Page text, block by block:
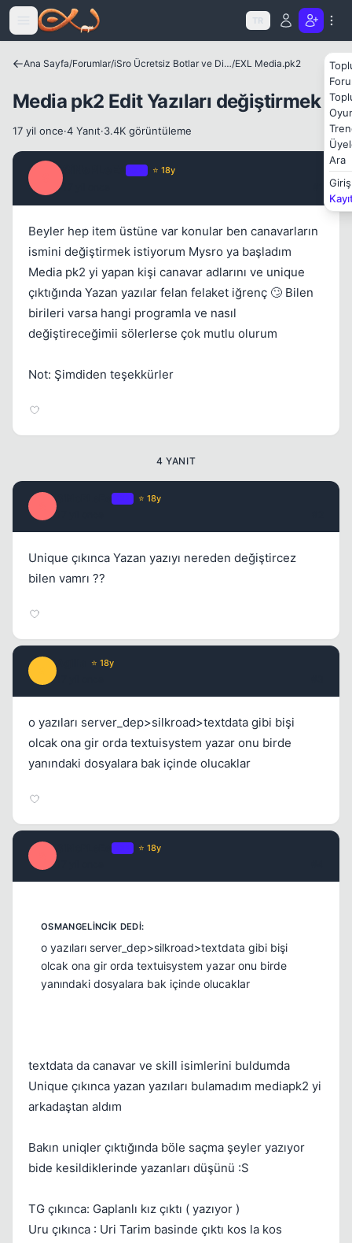
Icerige atla
TR
Ara
Giriş
Ana Sayfa/Forumlar/ iSro Ücretsiz Botlar ve Diğer Programlar/EXL Media.pk2
Media pk2 Edit Yazıları değiştirmek
17 yil once·4 Yanıt·3.4K görüntüleme
⭐ 18y
Beyler hep item üstüne var konular ben canavarların
ismini değiştirmek istiyorum Mysro ya başladım
Media pk2 yi yapan kişi canavar adlarını ve unique
çıktığında Yazan yazılar felan felaket iğrenç 🙄 Bilen
birileri varsa hangi programla ve nasıl
değiştireceğimii sölerlerse çok mutlu olurum
Not: Şimdiden teşekkürler
4 YANIT
⭐ 18y
Unique çıkınca Yazan yazıyı nereden değiştircez
bilen vamrı ??
⭐ 18y
o yazıları server_dep>silkroad>textdata gibi bişi
olcak ona gir orda textuisystem yazar onu birde
yanındaki dosyalara bak içinde olucaklar
⭐ 18y
o yazıları server_dep>silkroad>textdata gibi bişi
olcak ona gir orda textuisystem yazar onu birde
yanındaki dosyalara bak içinde olucaklar
textdata da canavar ve skill isimlerini buldumda
Unique çıkınca yazan yazıları bulamadım mediapk2 yi
arkadaştan aldım
Bakın uniqler çıktığında böle saçma şeyler yazıyor
bide kesildiklerinde yazanları düşünü :S
TG çıkınca: Gaplanlı kız çıktı ( yazıyor )
Uru çıkınca : Uri Tarim basinde çıktı kos la kos